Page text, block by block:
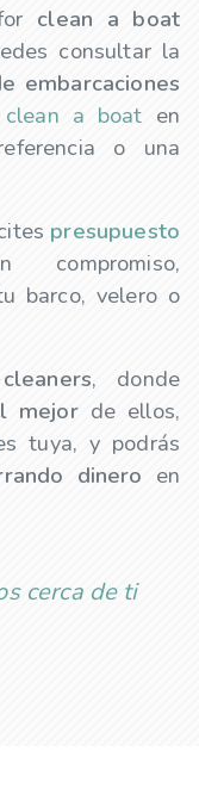
clean a boat
consultar la
embarcaciones
a boat en
o una
presupuesto
barco, velero o
cleaners, donde
mejorde ellos,
tuya, y podrás
dinero en
cerca de ti